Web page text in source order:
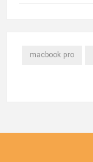
macbook pro